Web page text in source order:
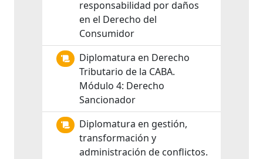
responsabilidad por daños
en el Derecho del
Consumidor
Diplomatura en Derecho
Tributario de la CABA.
Módulo 4: Derecho
Sancionador
Diplomatura en gestión,
transformación y
administración de conflictos.